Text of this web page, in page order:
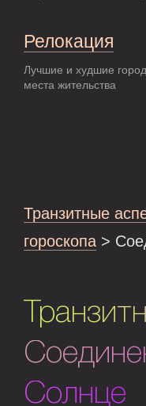
Релокация
Лучшие и худшие
места жительства
Транзитные
гороскопа >
Солнце